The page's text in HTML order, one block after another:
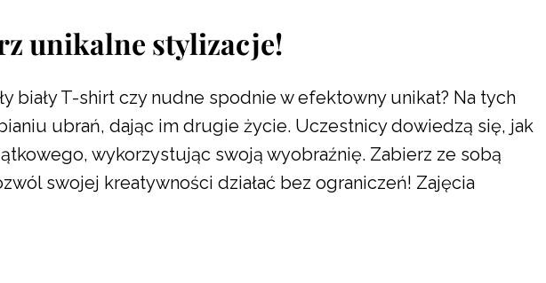
unikalne stylizacje!
biały T-shirt czy nudne spodnie w efektowny unikat? Na tych
ubrań, dając im drugie życie. Uczestnicy dowiedzą się, jak
wykorzystując swoją wyobraźnię. Zabierz ze sobą
swojej kreatywności działać bez ograniczeń! Zajęcia